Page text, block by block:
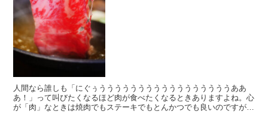
人間なら誰しも「にぐぅうううううううううううううううううああ
あ！」って叫びたくなるほど肉が食べたくなるときありますよね。心
が「肉」なときは焼肉でもステーキでもとんかつでも良いのですが、